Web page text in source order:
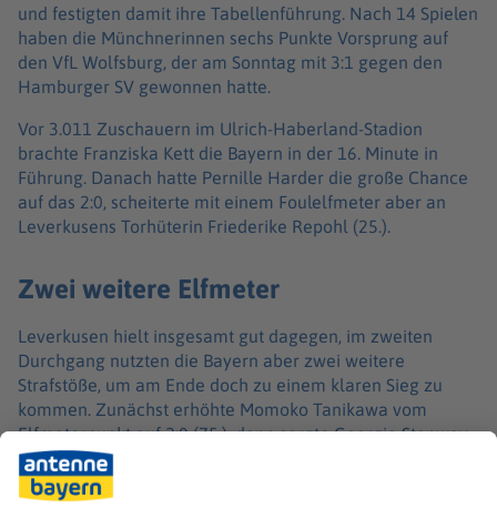
und festigten damit ihre Tabellenführung. Nach 14 Spielen
haben die Münchnerinnen sechs Punkte Vorsprung auf
den VfL Wolfsburg, der am Sonntag mit 3:1 gegen den
Hamburger SV gewonnen hatte.
Vor 3.011 Zuschauern im Ulrich-Haberland-Stadion
brachte Franziska Kett die Bayern in der 16. Minute in
Führung. Danach hatte Pernille Harder die große Chance
auf das 2:0, scheiterte mit einem Foulelfmeter aber an
Leverkusens Torhüterin Friederike Repohl (25.).
Zwei weitere Elfmeter
Leverkusen hielt insgesamt gut dagegen, im zweiten
Durchgang nutzten die Bayern aber zwei weitere
Strafstöße, um am Ende doch zu einem klaren Sieg zu
kommen. Zunächst erhöhte Momoko Tanikawa vom
Elfmeterpunkt auf 2:0 (75.), dann sorgte Georgia Stanway
per Handelfmeter für den Endstand (86.). Die letzten
Minuten mussten die Bayern in Unterzahl agieren, weil
Katharina Naschenweng sich eine Fußverletzung